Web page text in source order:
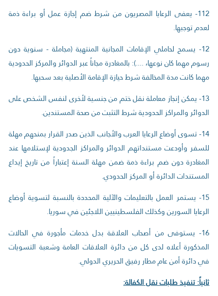
112- يعفى الرعايا المصريون من شرط ضم إجازة عمل أو براءة ذمة
لعدم توجبها.
12- يسمح لحاملي الإقامات المجانية المنتهية (مجاملة - سنوية دون
رسوم مهما كان نوعها، ....): بالمغادرة مجاناً عبر الدوائر والمركز الحدودية
مهما كانت مدة المخالفة شرط حيازة الإقامة الأصلية بعد سحبها.
13- يمكن إنجاز معاملة نقل ختم من جنسية لأخرى لنفس الشخص على
الدوائر والمراكز الحدودية شرط التثبت من صحة المستندين.
14- تسوى أوضاع الرعايا العرب والأجانب الذين صدر القرار بمنحهم مهلة
للسفر وأودعت مستنداتهم الدوائر والمراكز الجدودية لإستلامها عند
المغادرة دون ضم براءة ذمة ضمن مهلة السنة إعتباراً من تاريخ إيداع
المستندات الدائرة أو المركز الحدودي.
15- يستمر العمل بالتعليمات والآلية المحددة بالنسبة لتسوية أوضاع
الرعايا السورين وكذلك الفلسطينيين اللاجئين في سوريا.
16- يستوفى من أصحاب العلاقة بدل خدمات مأجورة في الحالات
المذكورة أعلاه لدى كل من دائرة العلاقات العامة وشعبة التسويات
في دائرة أمن عام مطار رفيق الحريري الدولي.
ثانياً: تنفيذ طلبات نقل الكفالة: